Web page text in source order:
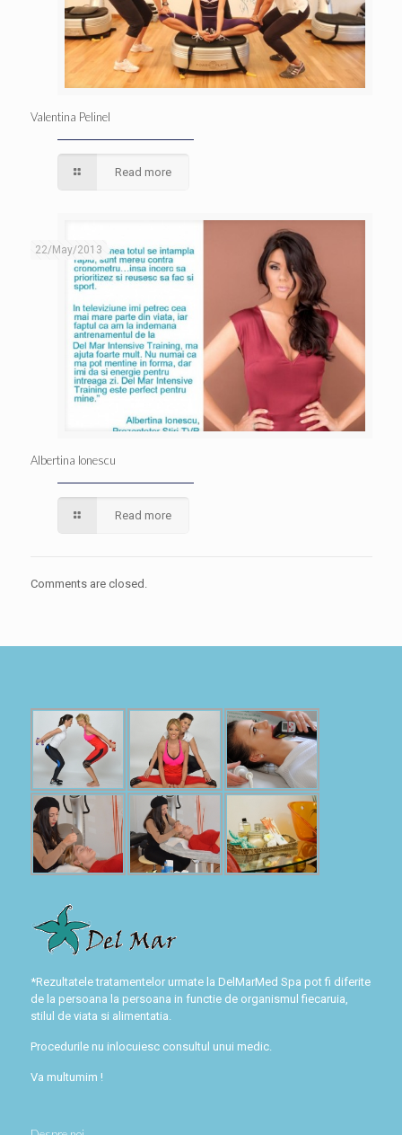
Valentina Pelinel
Read more
22/May/2013
Albertina Ionescu
Read more
Comments are closed.
*Rezultatele tratamentelor urmate la DelMarMed Spa pot fi diferite
de la persoana la persoana in functie de organismul fiecaruia,
stilul de viata si alimentatia.
Procedurile nu inlocuiesc consultul unui medic.
Va multumim !